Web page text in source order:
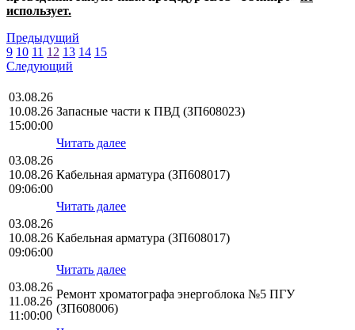
использует.
Предыдущий
9 10 11 12 13 14 15
Следующий
03.08.26
10.08.26
15:00:00
Запасные части к ПВД (ЗП608023)
Читать далее
03.08.26
10.08.26
09:06:00
Кабельная арматура (ЗП608017)
Читать далее
03.08.26
10.08.26
09:06:00
Кабельная арматура (ЗП608017)
Читать далее
03.08.26
11.08.26
11:00:00
Ремонт хроматографа энергоблока №5 ПГУ
(ЗП608006)